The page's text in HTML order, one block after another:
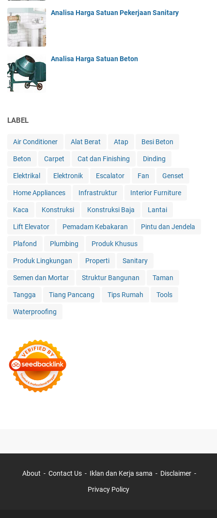
Analisa Harga Satuan Pekerjaan Sanitary
Analisa Harga Satuan Beton
LABEL
Air Conditioner Alat Berat Atap Besi Beton
Beton Carpet Cat dan Finishing Dinding
Elektrikal Elektronik Escalator Fan Genset
Home Appliances Infrastruktur Interior Furniture
Kaca Konstruksi Konstruksi Baja Lantai
Lift Elevator Pemadam Kebakaran Pintu dan Jendela
Plafond Plumbing Produk Khusus
Produk Lingkungan Properti Sanitary
Semen dan Mortar Struktur Bangunan Taman
Tangga Tiang Pancang Tips Rumah Tools
Waterproofing
About Contact Us Iklan dan Kerja sama Disclaimer
Privacy Policy